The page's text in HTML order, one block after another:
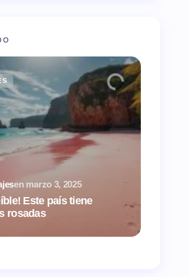
Este país tiene
rosadas
en marzo 3, 2025